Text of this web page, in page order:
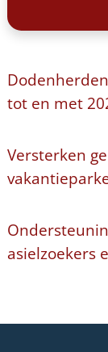
tot en met
Versterken
asielzoekers